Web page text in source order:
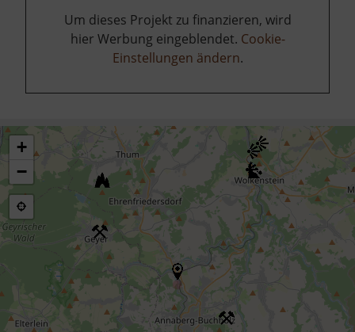
Um dieses Projekt zu finanzieren, wird
hier Werbung eingeblendet. Cookie-
Einstellungen ändern.
+
−